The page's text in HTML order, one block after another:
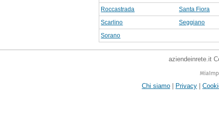
Roccastrada
Santa Fiora
Scarlino
Seggiano
Sorano
aziendeinrete.it
Chi siamo | Privacy |